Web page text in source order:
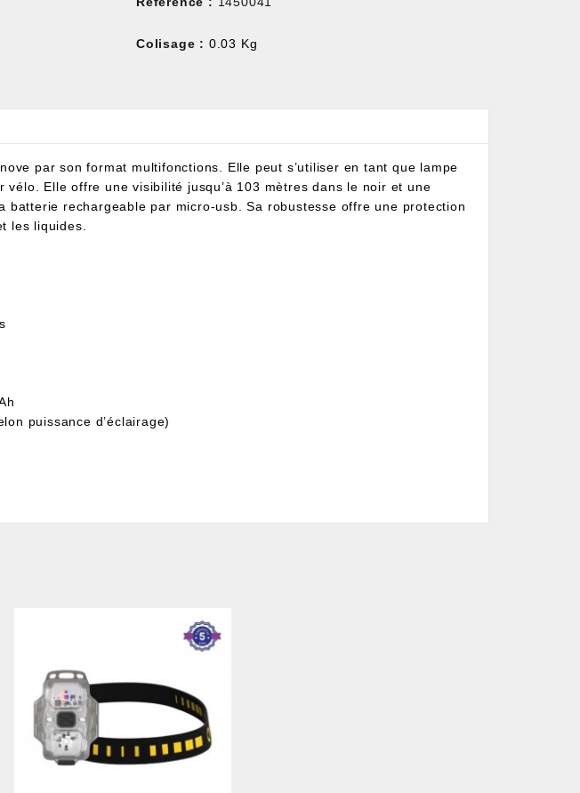
Colisage : 0.03 Kg
par son format multifonctions. Elle peut s’utiliser en tant que lampe
Elle offre une visibilité jusqu’à 103 mètres dans le noir et une
batterie rechargeable par micro-usb. Sa robustesse offre une protection
les liquides.
puissance d’éclairage)